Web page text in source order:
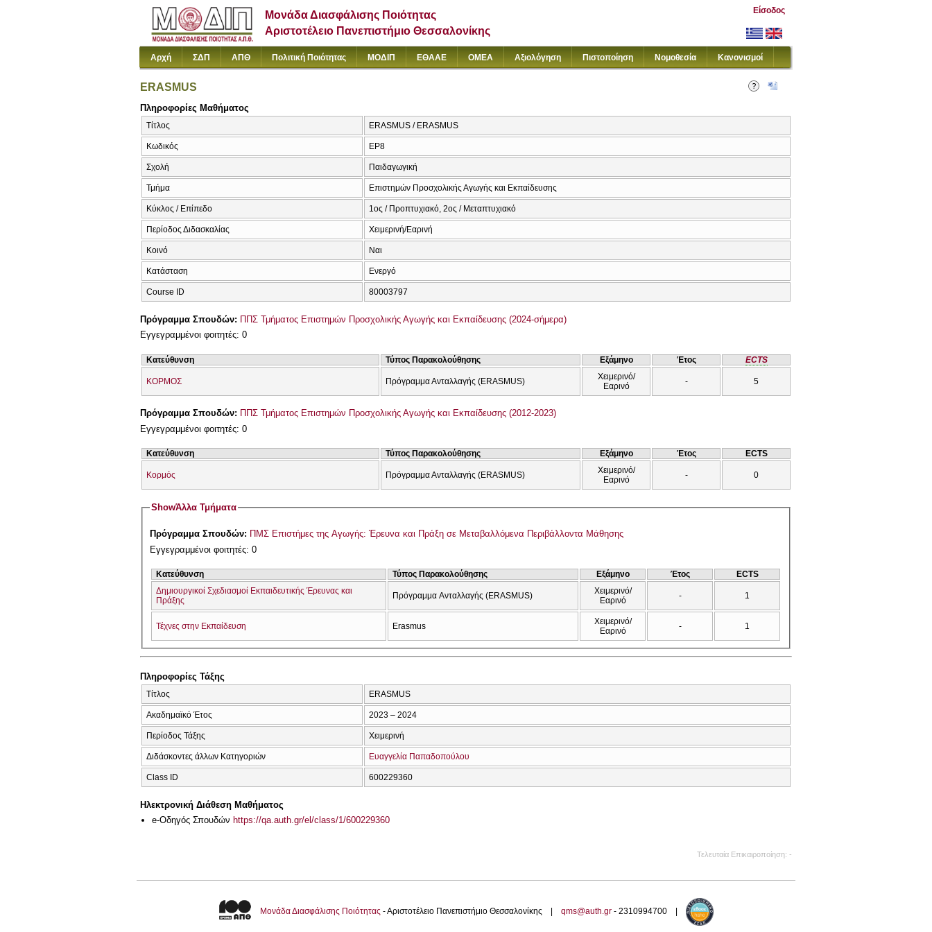
Μονάδα Διασφάλισης Ποιότητας
Αριστοτέλειο Πανεπιστήμιο Θεσσαλονίκης
Είσοδος
Αρχή ΣΔΠ ΑΠΘ Πολιτική Ποιότητας ΜΟΔΙΠ ΕΘΑΑΕ ΟΜΕΑ Αξιολόγηση Πιστοποίηση Νομοθεσία Κανονισμοί
ERASMUS
Πληροφορίες Μαθήματος
Τίτλος ERASMUS / ERASMUS
Κωδικός ΕΡ8
Σχολή Παιδαγωγική
Τμήμα Επιστημών Προσχολικής Αγωγής και Εκπαίδευσης
Κύκλος / Επίπεδο 1ος / Προπτυχιακό, 2ος / Μεταπτυχιακό
Περίοδος Διδασκαλίας Χειμερινή/Εαρινή
Κοινό Ναι
Κατάσταση Ενεργό
Course ID 80003797
Πρόγραμμα Σπουδών: ΠΠΣ Τμήματος Επιστημών Προσχολικής Αγωγής και Εκπαίδευσης (2024-σήμερα)
Εγγεγραμμένοι φοιτητές: 0
Κατεύθυνση Τύπος Παρακολούθησης Εξάμηνο Έτος ECTS
ΚΟΡΜΟΣ Πρόγραμμα Ανταλλαγής (ERASMUS)
Χειμερινό/
Εαρινό
- 5
Πρόγραμμα Σπουδών: ΠΠΣ Τμήματος Επιστημών Προσχολικής Αγωγής και Εκπαίδευσης (2012-2023)
Εγγεγραμμένοι φοιτητές: 0
Κατεύθυνση Τύπος Παρακολούθησης Εξάμηνο Έτος ECTS
Κορμός Πρόγραμμα Ανταλλαγής (ERASMUS)
Χειμερινό/
Εαρινό
- 0
ShowΆλλα Τμήματα
Πρόγραμμα Σπουδών: ΠΜΣ Επιστήμες της Αγωγής: Έρευνα και Πράξη σε Μεταβαλλόμενα Περιβάλλοντα Μάθησης
Εγγεγραμμένοι φοιτητές: 0
Κατεύθυνση Τύπος Παρακολούθησης Εξάμηνο Έτος
ECTS
Δημιουργικοί Σχεδιασμοί Εκπαιδευτικής Έρευνας και
Πράξης
Πρόγραμμα Ανταλλαγής (ERASMUS)
Χειμερινό/
Εαρινό
- 1
Τέχνες στην Εκπαίδευση Erasmus
Χειμερινό/
Εαρινό
- 1
Πληροφορίες Τάξης
Τίτλος ERASMUS
Ακαδημαϊκό Έτος 2023 – 2024
Περίοδος Τάξης Χειμερινή
Διδάσκοντες άλλων Κατηγοριών Ευαγγελία Παπαδοπούλου
Class ID 600229360
Ηλεκτρονική Διάθεση Μαθήματος
e-Οδηγός Σπουδών https://qa.auth.gr/el/class/1/600229360
Τελευταία Επικαιροποίηση -
Μονάδα Διασφάλισης Ποιότητας - Αριστοτέλειο Πανεπιστήμιο Θεσσαλονίκης | qms@auth.gr - 2310994700 |